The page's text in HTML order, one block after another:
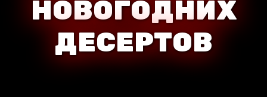
НОВОГОДНИХ
ДЕСЕРТОВ